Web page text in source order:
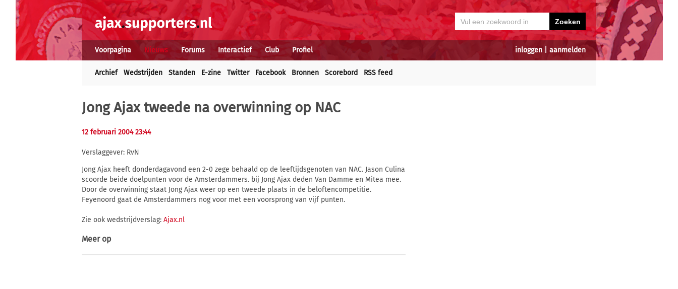
inloggen aanmelden
Voorpagina Nieuws Forums Interactief Club Profiel
Archief Wedstrijden Standen E-zine Twitter Facebook Bronnen Scorebord RSS feed
Jong Ajax tweede na overwinning op NAC
12 februari 2004 23:44
Verslaggever: RvN
Jong Ajax heeft donderdagavond een 2-0 zege behaald op de leeftijdsgenoten van NAC. Jason Culina
scoorde beide doelpunten voor de Amsterdammers. bij Jong Ajax deden Van Damme en Mitea mee.
Door de overwinning staat Jong Ajax weer op een tweede plaats in de beloftencompetitie.
Feyenoord gaat de Amsterdammers nog voor met een voorsprong van vijf punten.
Zie ook wedstrijdverslag: Ajax.nl
Meer op